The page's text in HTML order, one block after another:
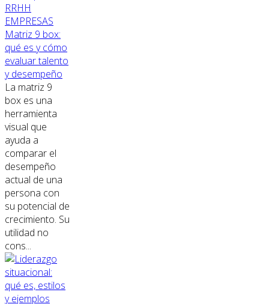
RRHH
EMPRESAS
Matriz 9 box:
qué es y cómo
evaluar talento
y desempeño
La matriz 9
box es una
herramienta
visual que
ayuda a
comparar el
desempeño
actual de una
persona con
su potencial de
crecimiento. Su
utilidad no
cons...